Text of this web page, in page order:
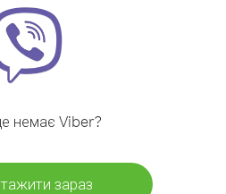
немає Viber?
зараз